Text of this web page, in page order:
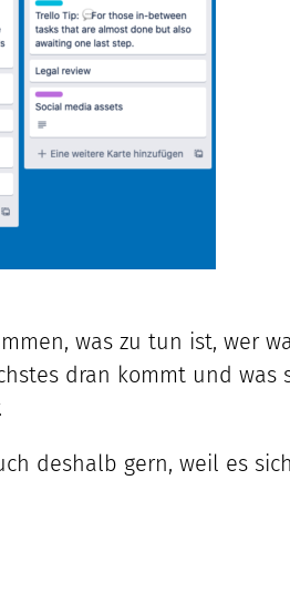
was zu tun ist, wer
dran kommt und
deshalb gern, weil es